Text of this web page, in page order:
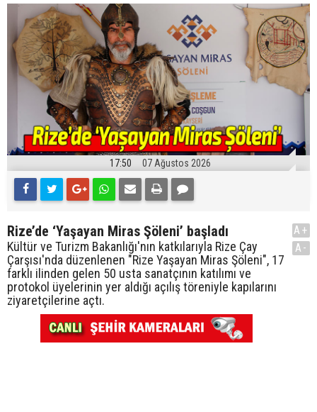
17:50 07 Ağustos 2026
Rize’de ‘Yaşayan Miras Şöleni’ başladı
Kültür ve Turizm Bakanlığı'nın katkılarıyla Rize Çay
Çarşısı'nda düzenlenen "Rize Yaşayan Miras Şöleni", 17
farklı ilinden gelen 50 usta sanatçının katılımı ve
protokol üyelerinin yer aldığı açılış töreniyle kapılarını
ziyaretçilerine açtı.
A+
A-